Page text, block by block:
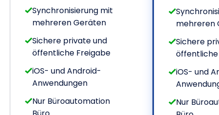
Synchronisierung mit
mehreren Geräten
Sichere private und
öffentliche Freigabe
iOS- und Android-
Anwendungen
Nur Büroautomation
mehreren
Sichere
iOS- und
Nur